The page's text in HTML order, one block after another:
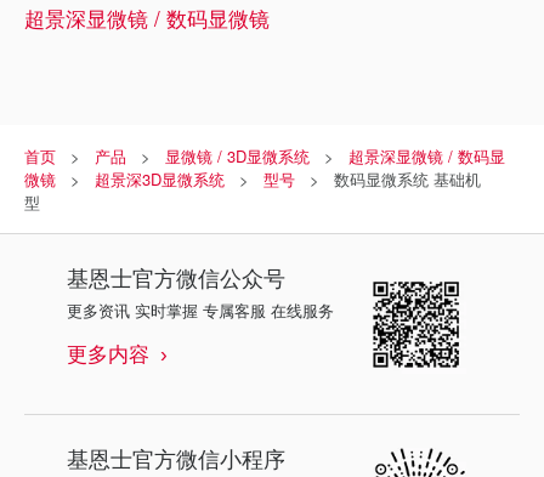
超景深显微镜 / 数码显微镜
首页 产品 显微镜 / 3D显微系统
超景深显微镜 / 数码显
微镜
超景深3D显微系统 型号
数码显微系统 基础机
型
基恩士官方微信公众号
更多资讯 实时掌握 专属客服 在线服务
更多内容
基恩士官方微信小程序